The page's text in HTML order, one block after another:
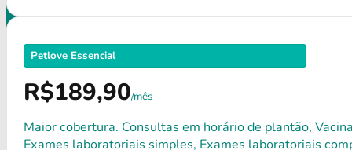
Petlove Essencial
R$189,90/mês
Maior cobertura. Consultas em horário de plantão,
Exames laboratoriais simples, Exames laboratoriais